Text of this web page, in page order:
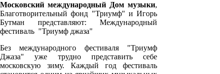
Московский международный Дом музыки,
Благотворительный фонд "Триумф" и Игорь
Бутман представляют: Международный
фестиваль "Триумф джаза"
Без международного фестиваля "Триумф
Джаза" уже трудно представить себе
московскую зиму. Каждый год фестиваль